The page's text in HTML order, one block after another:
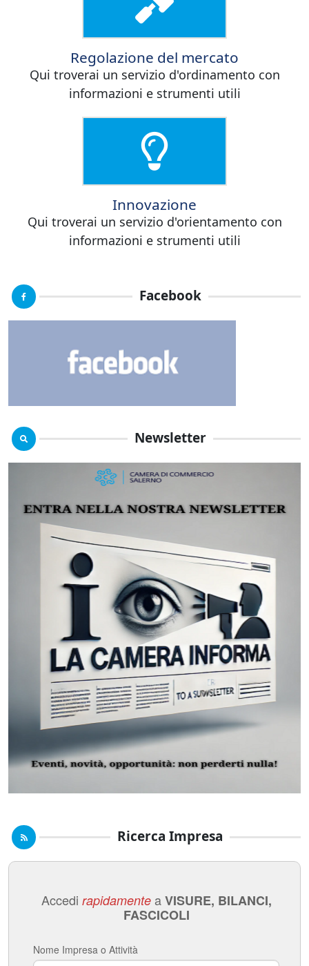
Regolazione del mercato
Qui troverai un servizio d'ordinamento con
informazioni e strumenti utili
Innovazione
Qui troverai un servizio d'orientamento con
informazioni e strumenti utili
Facebook
Newsletter
Ricerca Impresa